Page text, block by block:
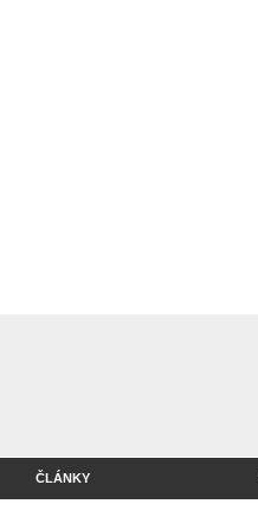
ČLÁNKY